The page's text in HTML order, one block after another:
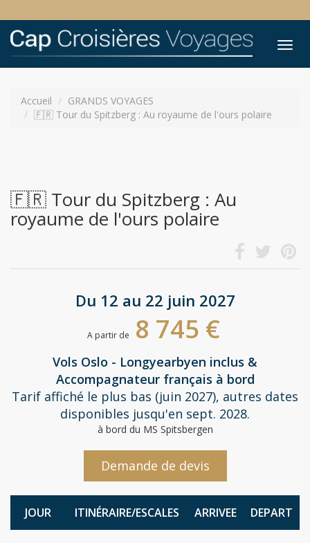
Accueil
GRANDS VOYAGES
🇫🇷 Tour du Spitzberg : Au royaume de l'ours polaire
🇫🇷 Tour du Spitzberg : Au
royaume de l'ours polaire
Du 12 au 22 juin 2027
A partir de 8 745 €
Vols Oslo - Longyearbyen inclus &
Accompagnateur français à bord
Tarif affiché le plus bas (juin 2027), autres dates
disponibles jusqu'en sept. 2028.
à bord du MS Spitsbergen
Demande de devis
JOUR ITINÉRAIRE/ESCALES ARRIVEE DEPART